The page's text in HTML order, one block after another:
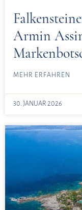
Armin
MEHR ERFAHREN
30. JANUAR 2026